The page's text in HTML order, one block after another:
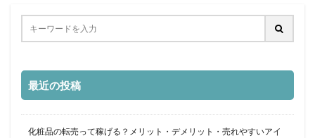
最近の投稿
化粧品の転売って稼げる？メリット・デメリット・売れやすいアイ